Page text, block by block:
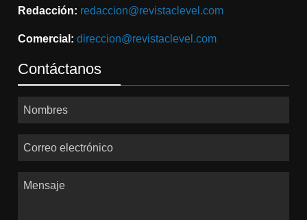
Redacción: redaccion@revistaclevel.com
Comercial: direccion@revistaclevel.com
Contáctanos
Nombres
Correo electrónico
Mensaje